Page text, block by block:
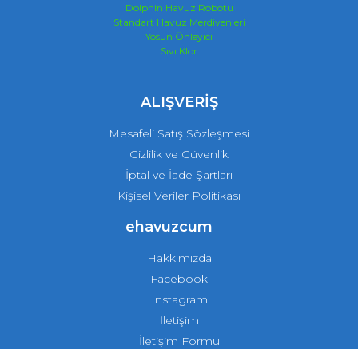
Dolphin Havuz Robotu
Standart Havuz Merdivenleri
Yosun Önleyici
Sıvı Klor
ALIŞVERİŞ
Mesafeli Satış Sözleşmesi
Gizlilik ve Güvenlik
İptal ve İade Şartları
Kişisel Veriler Politikası
ehavuzcum
Hakkımızda
Facebook
Instagram
İletişim
İletişim Formu